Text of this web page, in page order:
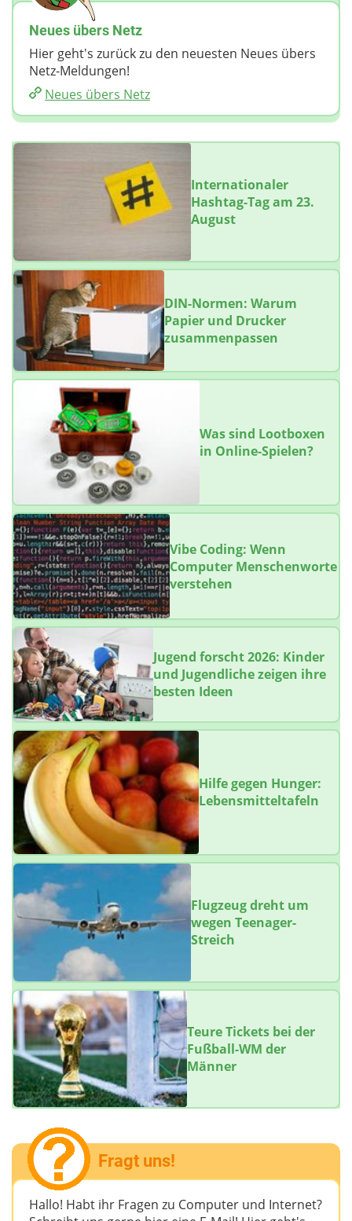
Neues übers Netz
Hier geht's zurück zu den neuesten Neues übers
Netz-Meldungen!
Neues übers Netz
Internationaler
Hashtag-Tag am 23.
August
DIN-Normen: Warum
Papier und Drucker
zusammenpassen
Was sind Lootboxen
in Online-Spielen?
Vibe Coding: Wenn
Computer Menschenworte
verstehen
Jugend forscht 2026: Kinder
und Jugendliche zeigen ihre
besten Ideen
Hilfe gegen Hunger:
Lebensmitteltafeln
Flugzeug dreht um
wegen Teenager-
Streich
Teure Tickets bei der
Fußball-WM der
Männer
Fragt uns!
Hallo! Habt ihr Fragen zu Computer und Internet?